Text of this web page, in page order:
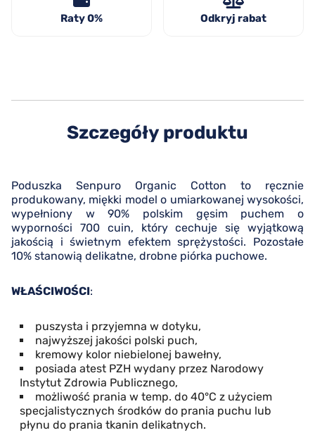
Raty 0% Odkryj rabat
Szczegóły produktu
Poduszka Senpuro Organic Cotton to ręcznie
produkowany, miękki model o umiarkowanej wysokości,
wypełniony w 90% polskim gęsim puchem o
wyporności 700 cuin, który cechuje się wyjątkową
jakością i świetnym efektem sprężystości. Pozostałe
10% stanowią delikatne, drobne piórka puchowe.
WŁAŚCIWOŚCI:
puszysta i przyjemna w dotyku,
najwyższej jakości polski puch,
kremowy kolor niebielonej bawełny,
posiada atest PZH wydany przez Narodowy
Instytut Zdrowia Publicznego,
możliwość prania w temp. do 40°C z użyciem
specjalistycznych środków do prania puchu lub
płynu do prania tkanin delikatnych.